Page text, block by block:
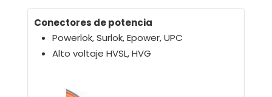
Conectores de potencia
Powerlok, Surlok, Epower, UPC
Alto voltaje HVSL, HVG